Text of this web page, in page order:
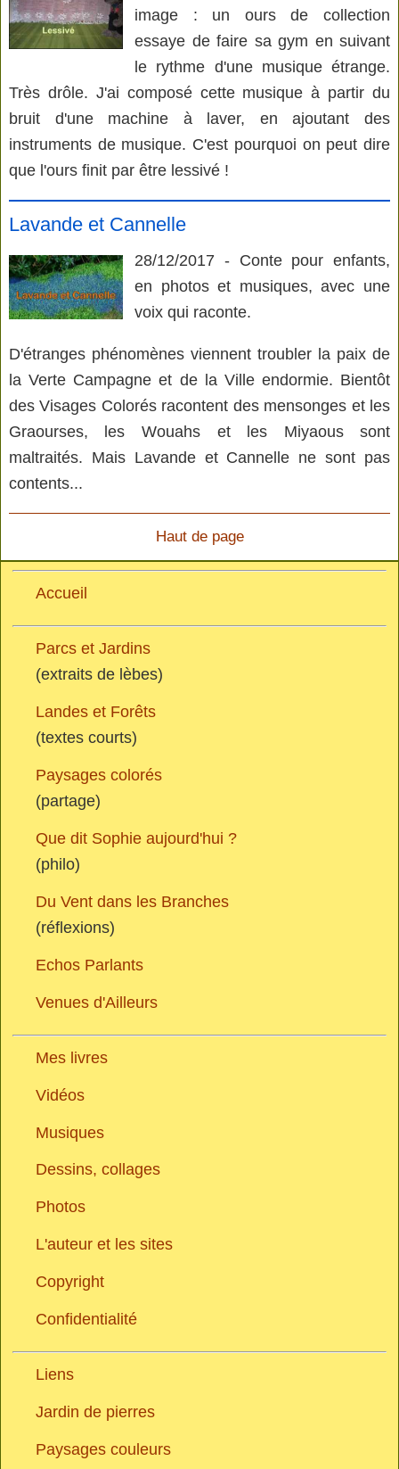
image : un ours de collection
essaye de faire sa gym en suivant
le rythme d'une musique étrange.
Très drôle. J'ai composé cette musique à partir du
bruit d'une machine à laver, en ajoutant des
instruments de musique. C'est pourquoi on peut dire
que l'ours finit par être lessivé !
Lavande et Cannelle
28/12/2017 - Conte pour enfants,
en photos et musiques, avec une
voix qui raconte.
D'étranges phénomènes viennent troubler la paix de
la Verte Campagne et de la Ville endormie. Bientôt
des Visages Colorés racontent des mensonges et les
Graourses, les Wouahs et les Miyaous sont
maltraités. Mais Lavande et Cannelle ne sont pas
contents...
Haut de page
Accueil
Parcs et Jardins
(extraits de lèbes)
Landes et Forêts
(textes courts)
Paysages colorés
(partage)
Que dit Sophie aujourd'hui ?
(philo)
Du Vent dans les Branches
(réflexions)
Echos Parlants
Venues d'Ailleurs
Mes livres
Vidéos
Musiques
Dessins, collages
Photos
L'auteur et les sites
Copyright
Confidentialité
Liens
Jardin de pierres
Paysages couleurs